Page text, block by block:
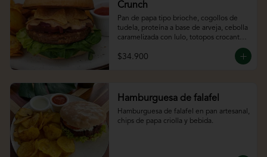
Crunch
Pan de papa tipo brioche, cogollos de
tudela, proteína a base de arveja, cebolla
caramelizada con lulo, totopos crocantes
$34.900
Hamburguesa de falafel
Hamburguesa de falafel en pan artesanal,
chips de papa criolla y bebida.